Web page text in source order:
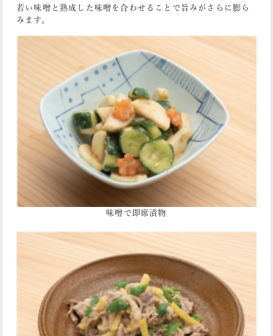
若い味噌と熟成した味噌を合わせることで旨みがさらに膨ら
みます。
味噌で即席漬物